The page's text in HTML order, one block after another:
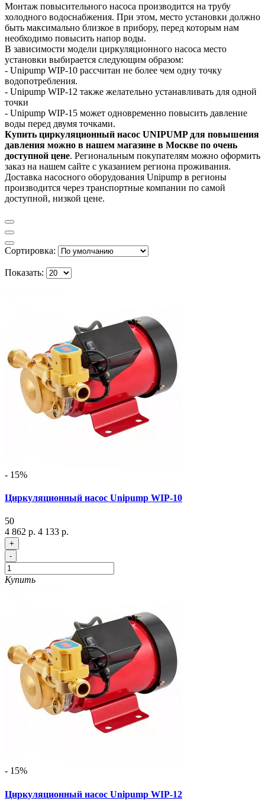
Монтаж повысительного насоса производится на трубу
холодного водоснабжения. При этом, место установки должно
быть максимально близкое в прибору, перед которым нам
необходимо повысить напор воды.
В зависимости модели циркуляционного насоса место
установки выбирается следующим образом:
- Unipump WIP-10 рассчитан не более чем одну точку
водопотребления.
- Unipump WIP-12 также желательно устанавливать для одной
точки
- Unipump WIP-15 может одновременно повысить давление
воды перед двумя точками.
Купить циркуляционный насос UNIPUMP для повышения
давления можно в нашем магазине в Москве по очень
доступной цене. Региональным покупателям можно оформить
заказ на нашем сайте с указанием региона проживания.
Доставка насосного оборудования Unipump в регионы
производится через транспортные компании по самой
доступной, низкой цене.
Сортировка:
Показать:
- 15%
Циркуляционный насос Unipump WIP-10
50
4 862 р. 4 133 р.
+
-
Купить
- 15%
Циркуляционный насос Unipump WIP-12